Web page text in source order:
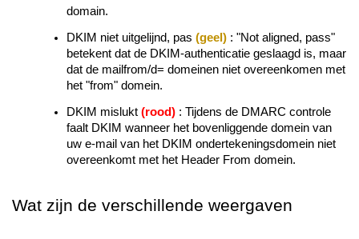
domain.
DKIM niet uitgelijnd, pas (geel) : "Not aligned, pass"
betekent dat de DKIM-authenticatie geslaagd is, maar
dat de mailfrom/d= domeinen niet overeenkomen met
het "from" domein.
DKIM mislukt (rood) : Tijdens de DMARC controle
faalt DKIM wanneer het bovenliggende domein van
uw e-mail van het DKIM ondertekeningsdomein niet
overeenkomt met het Header From domein.
Wat zijn de verschillende weergaven